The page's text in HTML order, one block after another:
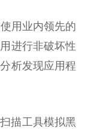
使用业内领先的
进行非破坏性
析发现应用程
描工具模拟黑